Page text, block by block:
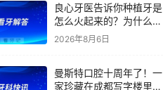
良心牙医告诉你种植牙是
怎么火起来的？为什么替
代了假牙？
2026年8月6日
曼斯特口腔十周年了！一
家珍藏在成都写字楼里的